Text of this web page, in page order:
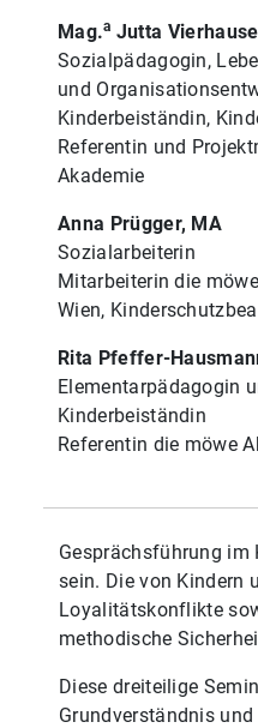
Mag.a Jutta
Sozialpädagogin,
und
Kinderbeiständin,
Referentin und
Akademie
Anna Prügger, MA
Sozialarbeiterin
Mitarbeiterin die
Wien,
Rita Pfeffer-
Elementarpädagogin
Kinderbeiständin
Referentin die möwe
Gesprächsführung im
sein. Die von Kindern
Loyalitätskonflikte
methodische
Diese dreiteilige
Grundverständnis